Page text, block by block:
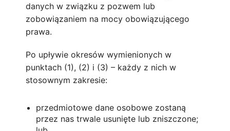
danych w związku z pozwem lub
zobowiązaniem na mocy obowiązującego
prawa.
Po upływie okresów wymienionych w
punktach (1), (2) i (3) – każdy z nich w
stosownym zakresie:
przedmiotowe dane osobowe zostaną
przez nas trwale usunięte lub zniszczone;